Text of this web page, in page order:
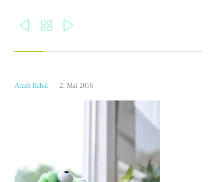
  
Arash Babai 2. Mai 2016